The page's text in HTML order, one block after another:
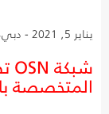
يناير 5, 2021 - دبي، الإمارات العربية المتحدة
المتخصصة